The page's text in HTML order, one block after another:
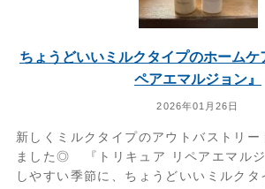
ちょうどいいミルクタイプのホームケ
ペアエマルジョン』
2026年01月26日
新しくミルクタイプのアウトバストリー
ました◎ 『トリキュア リペアエマ
しやすい季節に、ちょうどいいミルク